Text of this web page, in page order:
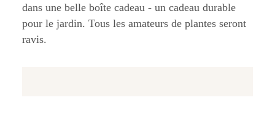
dans une belle boîte cadeau - un cadeau durable
pour le jardin. Tous les amateurs de plantes seront
ravis.